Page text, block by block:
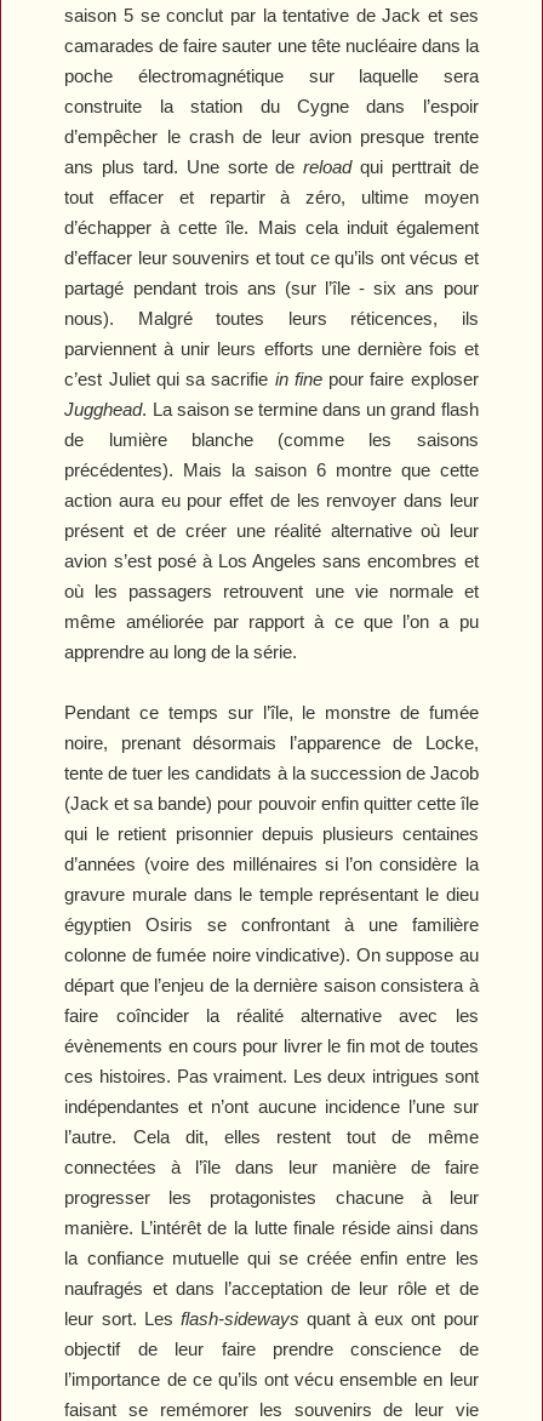
saison 5 se conclut par la tentative de Jack et ses
camarades de faire sauter une tête nucléaire dans la
poche électromagnétique sur laquelle sera
construite la station du Cygne dans l’espoir
d’empêcher le crash de leur avion presque trente
ans plus tard. Une sorte dereloadqui perttrait de
tout effacer et repartir à zéro, ultime moyen
d’échapper à cette île. Mais cela induit également
d’effacer leur souvenirs et tout ce qu’ils ont vécus et
partagé pendant trois ans (sur l’île - six ans pour
nous). Malgré toutes leurs réticences, ils
parviennent à unir leurs efforts une dernière fois et
c’est Juliet qui sa sacrifie in finepour faire exploser
Jugghead. La saison se termine dans un grand flash
de lumière blanche (comme les saisons
précédentes). Mais la saison 6 montre que cette
action aura eu pour effet de les renvoyer dans leur
présent et de créer une réalité alternative où leur
avion s’est posé à Los Angeles sans encombres et
où les passagers retrouvent une vie normale et
même améliorée par rapport à ce que l’on a pu
apprendre au long de la série.
Pendant ce temps sur l’île, le monstre de fumée
noire, prenant désormais l’apparence de Locke,
tente de tuer les candidats à la succession de Jacob
(Jack et sa bande) pour pouvoir enfin quitter cette île
qui le retient prisonnier depuis plusieurs centaines
d’années (voire des millénaires si l’on considère la
gravure murale dans le temple représentant le dieu
égyptien Osiris se confrontant à une familière
colonne de fumée noire vindicative). On suppose au
départ que l’enjeu de la dernière saison consistera à
faire coîncider la réalité alternative avec les
évènements en cours pour livrer le fin mot de toutes
ces histoires. Pas vraiment. Les deux intrigues sont
indépendantes et n’ont aucune incidence l’une sur
l’autre. Cela dit, elles restent tout de même
connectées à l’île dans leur manière de faire
progresser les protagonistes chacune à leur
manière. L’intérêt de la lutte finale réside ainsi dans
la confiance mutuelle qui se créée enfin entre les
naufragés et dans l’acceptation de leur rôle et de
leur sort. Les flash-sideways quant à eux ont pour
objectif de leur faire prendre conscience de
l’importance de ce qu’ils ont vécu ensemble en leur
faisant se remémorer les souvenirs de leur vie